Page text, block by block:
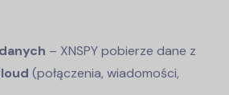
– XNSPY pobierze dane z
(połączenia, wiadomości,